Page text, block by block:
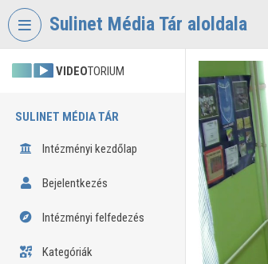
Fejléc kihagyása
Sulinet Média Tár aloldala
VIDEOTORIUM
SULINET MÉDIA TÁR
Intézményi kezdőlap
Bejelentkezés
Intézményi felfedezés
Kategóriák